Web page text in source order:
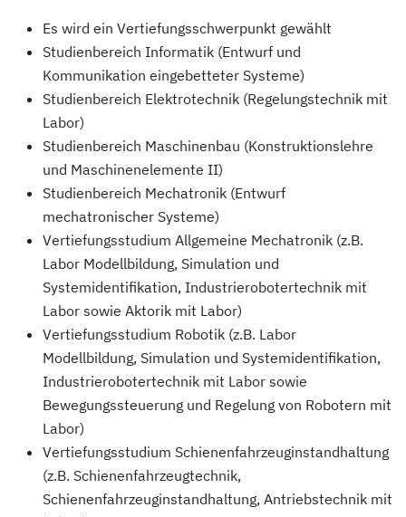
Es wird ein Vertiefungsschwerpunkt gewählt
Studienbereich Informatik (Entwurf und
Kommunikation eingebetteter Systeme)
Studienbereich Elektrotechnik (Regelungstechnik mit
Labor)
Studienbereich Maschinenbau (Konstruktionslehre
und Maschinenelemente II)
Studienbereich Mechatronik (Entwurf
mechatronischer Systeme)
Vertiefungsstudium Allgemeine Mechatronik (z.B.
Labor Modellbildung, Simulation und
Systemidentifikation, Industrierobotertechnik mit
Labor sowie Aktorik mit Labor)
Vertiefungsstudium Robotik (z.B. Labor
Modellbildung, Simulation und Systemidentifikation,
Industrierobotertechnik mit Labor sowie
Bewegungssteuerung und Regelung von Robotern mit
Labor)
Vertiefungsstudium Schienenfahrzeuginstandhaltung
(z.B. Schienenfahrzeugtechnik,
Schienenfahrzeuginstandhaltung, Antriebstechnik mit